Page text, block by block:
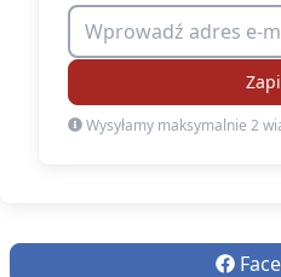
Wysyłamy maksymalnie 2